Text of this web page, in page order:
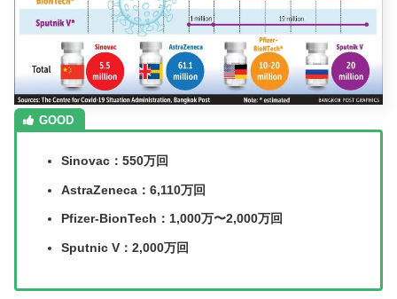
Sinovac：550万回
AstraZeneca：6,110万回
Pfizer-BionTech：1,000万〜2,000万回
Sputnic V：2,000万回